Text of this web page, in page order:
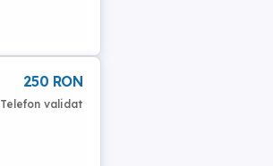
250 RON
Telefon validat